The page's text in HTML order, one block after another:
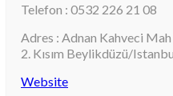
Telefon : 0532 226 21 08
Adres : Adnan Kahveci
2. Kısım Beylikdüzü/
Website